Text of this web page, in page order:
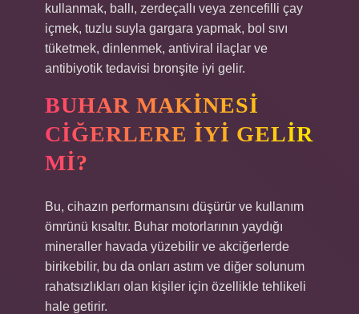
kullanmak, ballı, zerdeçallı veya zencefilli çay
içmek, tuzlu suyla gargara yapmak, bol sıvı
tüketmek, dinlenmek, antiviral ilaçlar ve
antibiyotik tedavisi bronşite iyi gelir.
BUHAR MAKINESI
CIĞERLERE IYI GELIR
MI?
Bu, cihazın performansını düşürür ve kullanım
ömrünü kısaltır. Buhar motorlarının yaydığı
mineraller havada yüzebilir ve akciğerlerde
birikebilir, bu da onları astım ve diğer solunum
rahatsızlıkları olan kişiler için özellikle tehlikeli
hale getirir.